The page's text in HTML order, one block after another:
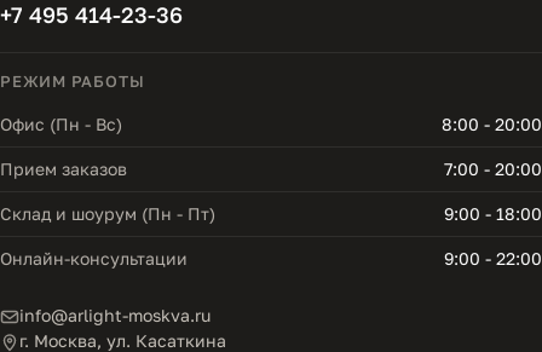
+7 495 414-23-36
РЕЖИМ РАБОТЫ
Офис (Пн - Вс) 8:00 - 20:00
Прием заказов 7:00 - 20:00
Склад и шоурум (Пн - Пт) 9:00 - 18:00
Онлайн-консультации 9:00 - 22:00
info@arlight-moskva.ru
г. Москва, ул. Касаткина